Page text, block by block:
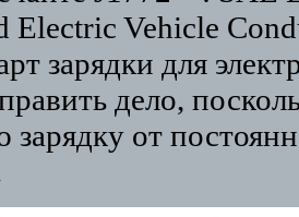
Vehicle
зарядки для
дело,
от